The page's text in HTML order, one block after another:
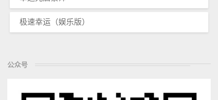
极速幸运（娱乐版）
公众号